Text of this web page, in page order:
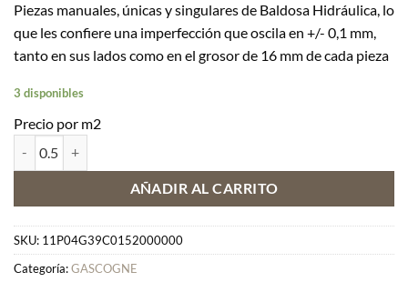
Piezas manuales, únicas y singulares de Baldosa Hidráulica, lo
que les confiere una imperfección que oscila en +/- 0,1 mm,
tanto en sus lados como en el grosor de 16 mm de cada pieza
3 disponibles
Precio por m2
AÑADIR AL CARRITO
SKU: 11P04G39C0152000000
Categoría:GASCOGNE